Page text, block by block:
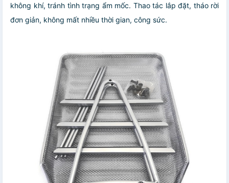
không khí, tránh tình trạng ẩm mốc. Thao tác lắp đặt, tháo rời
đơn giản, không mất nhiều thời gian, công sức.